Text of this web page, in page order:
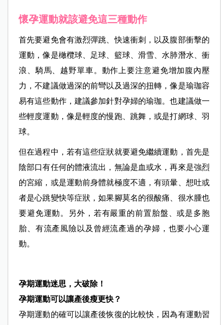
懷孕運動就該避免這三種動作
首先要避免會有激烈彈跳、快速衝刺，以及腹部衝擊的
運動，像是橄欖球、足球、籃球、滑雪、水肺潛水、衝
浪、騎馬、越野單車。動作上要注意避免增加腹內壓
力，不建議做過深的前彎以及過深的扭轉，像是瑜珈容
易有這些動作，建議參加針對孕婦的瑜珈。也建議做一
些輕度運動，像是輕度的慢跑、跳舞，或是打網球、羽
球。
但在過程中，若有這些症狀就要避免繼續運動，首先是
陰部口有任何的體液流出，無論是血或水，再來是強烈
的宮縮，或是運動前身體就極度不適，有頭暈、想吐或
者是心跳變快等症狀，如果腳莫名的很酸痛、很水腫也
要避免運動。另外，若有嚴重的前置胎盤、或是多胞
胎、有流產風險以及曾經流產過的孕婦，也要小心運
動。
孕期運動迷思，大破除！
孕期運動可以讓產後瘦更快？
孕期運動的確可以讓產後恢復的比較快，因為有運動習